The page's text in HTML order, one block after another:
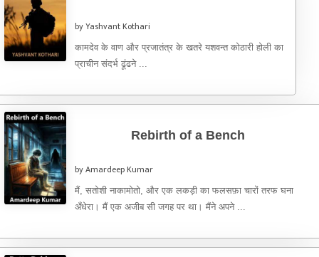
by Yashvant Kothari
कामदेव के वाण और प्रजातंत्र के खतरे यशवन्त कोठारी होली का
प्राचीन संदर्भ ढूंढने ...
Rebirth of a Bench
by Amardeep Kumar
मैं, सतोशी नाकामोतो, और एक लकड़ी का फलसफ़ा चारों तरफ घना
अँधेरा। मैं एक अजीब सी जगह पर था। मैंने अपने ...